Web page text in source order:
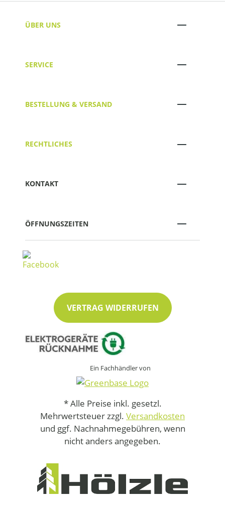
ÜBER UNS
SERVICE
BESTELLUNG & VERSAND
RECHTLICHES
KONTAKT
ÖFFNUNGSZEITEN
VERTRAG WIDERRUFEN
Ein Fachhändler von
* Alle Preise inkl. gesetzl.
Mehrwertsteuer zzgl. Versandkosten
und ggf. Nachnahmegebühren, wenn
nicht anders angegeben.